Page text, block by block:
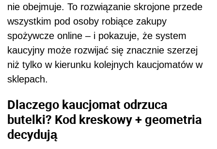
nie obejmuje. To rozwiązanie skrojone przede
wszystkim pod osoby robiące zakupy
spożywcze online – i pokazuje, że system
kaucyjny może rozwijać się znacznie szerzej
niż tylko w kierunku kolejnych kaucjomatów w
sklepach.
Dlaczego kaucjomat odrzuca
butelki? Kod kreskowy + geometria
decydują